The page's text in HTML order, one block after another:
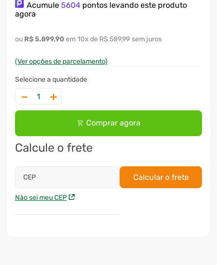
Acumule 5604 pontos levando este produto
agora
R$5.899,90 10x R$ 589,99 sem juros
(Ver opções de parcelamento)
＋
－
Comprar agora
Calcule o frete
CEP
Não sei meu CEP
Calcular o frete